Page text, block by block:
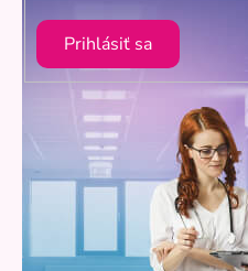
Prihlásiť sa